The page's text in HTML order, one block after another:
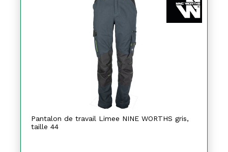
Pantalon de travail Limee NINE WORTHS gris,
taille 44